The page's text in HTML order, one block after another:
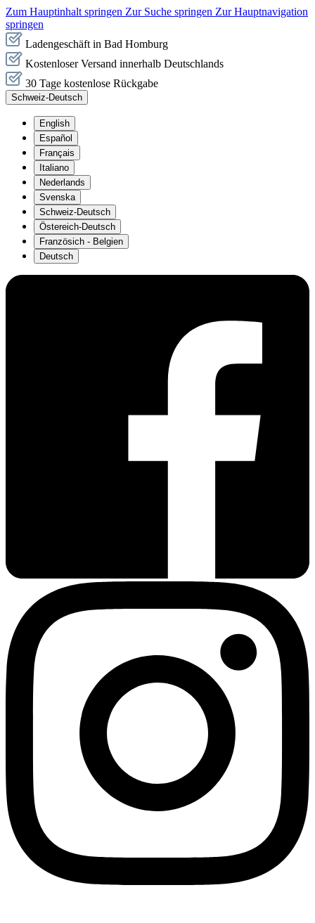
Zum Hauptinhalt springen Zur Suche springen Zur Hauptnavigation
springen
Ladengeschäft in Bad Homburg
Kostenloser Versand innerhalb Deutschlands
30 Tage kostenlose Rückgabe
Schweiz-Deutsch
English
Español
Français
Italiano
Nederlands
Svenska
Schweiz-Deutsch
Östereich-Deutsch
Französich - Belgien
Deutsch